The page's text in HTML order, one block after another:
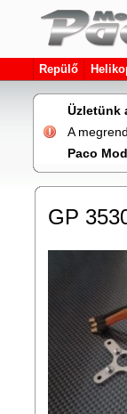
Repülő
Üzletünk
A
Paco
GP